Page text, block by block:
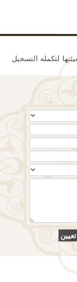
لتكمله التسجيل